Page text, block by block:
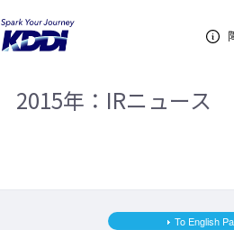
メニュー
KDDIホーム
2015年
2015年：IRニュース
To English